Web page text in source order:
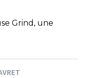
plansGrind, une